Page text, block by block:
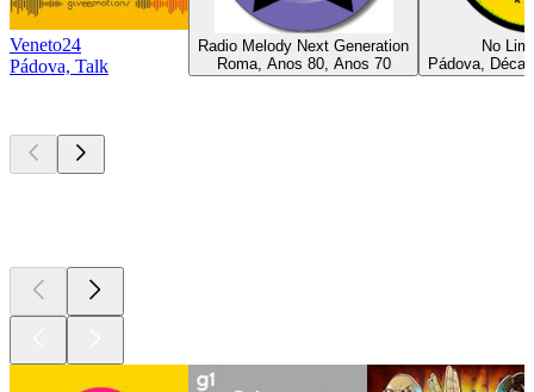
Veneto24
Pádova, Talk
Radio Melody Next Generation
Roma, Anos 80, Anos 70
No
Pádova,